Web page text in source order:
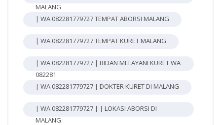
MALANG
| WA 082281779727 TEMPAT ABORSI MALANG
| WA 082281779727 TEMPAT KURET MALANG
| WA 082281779727 | BIDAN MELAYANI KURET WA
082281
| WA 082281779727 | DOKTER KURET DI MALANG
| WA 082281779727 | | LOKASI ABORSI DI
MALANG